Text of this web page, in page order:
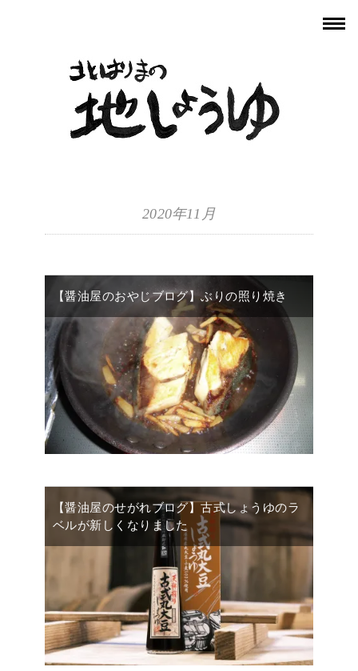
2020年11月
【醤油屋のおやじブログ】ぶりの照り焼き
【醤油屋のせがれブログ】古式しょうゆのラ
ベルが新しくなりました